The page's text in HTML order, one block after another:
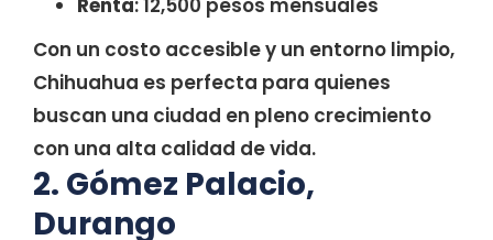
Renta: 12,500 pesos mensuales
Con un costo accesible y un entorno limpio,
Chihuahua es perfecta para quienes
buscan una ciudad en pleno crecimiento
con una alta calidad de vida.
2. Gómez Palacio,
Durango